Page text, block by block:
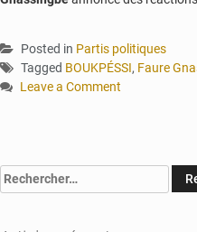
Posted in Partis politiques
Tagged BOUKPÉSSI, Faure
Leave a Comment
promet
Rechercher :